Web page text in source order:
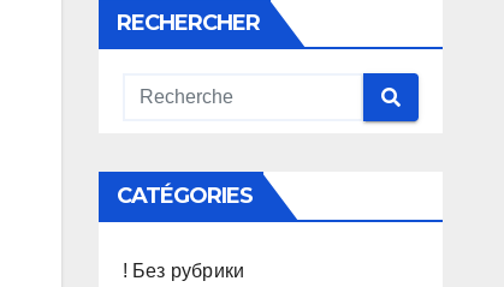
RECHERCHER
CATÉGORIES
! Без рубрики